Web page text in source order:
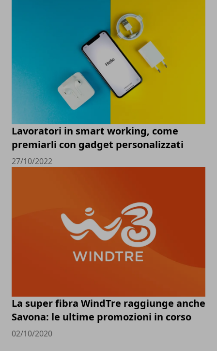
Lavoratori in smart working, come
premiarli con gadget personalizzati
27/10/2022
La super fibra WindTre raggiunge anche
Savona: le ultime promozioni in corso
02/10/2020